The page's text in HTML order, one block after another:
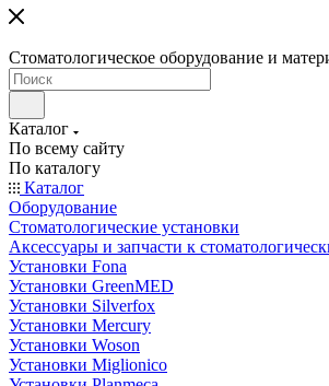
Стоматологическое оборудование и
Каталог
По всему сайту
По каталогу
Каталог
Оборудование
Стоматологические установки
Аксессуары и запчасти к
Установки Fona
Установки GreenMED
Установки Silverfox
Установки Mercury
Установки Woson
Установки Miglionico